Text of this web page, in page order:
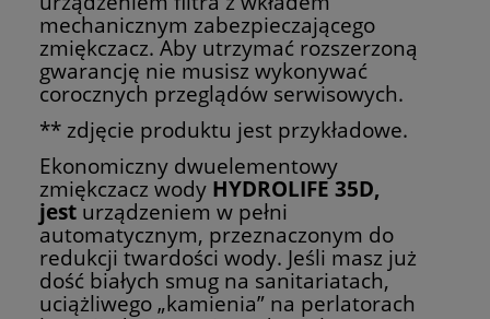
mechanicznym zabezpieczającego
zmiękczacz. Aby utrzymać rozszerzoną
gwarancję nie musisz wykonywać
corocznych przeglądów serwisowych.
** zdjęcie produktu jest przykładowe.
Ekonomiczny dwuelementowy
zmiękczacz wody HYDROLIFE 35D,
jest urządzeniem w pełni
automatycznym, przeznaczonym do
redukcji twardości wody. Jeśli masz już
dość białych smug na sanitariatach,
uciążliwego „kamienia” na perlatorach